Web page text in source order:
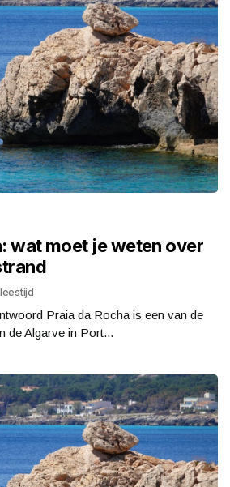
wat moet je weten over
leestijd
Praia da Rocha is een van de
de Algarve in Port...